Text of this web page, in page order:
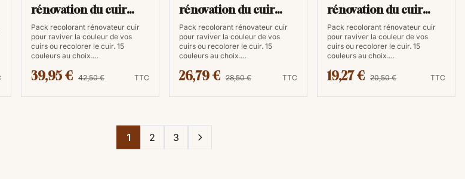
rénovation du cuir
200ml
Pack recolorant rénovateur cuir
pour raviver la couleur de vos
cuirs ou recolorer le cuir. 15
couleurs au choix.…
39,95 € 42,50 € TTC
rénovation du cuir
100ml
Pack recolorant rénovateur cuir
pour raviver la couleur de vos
cuirs ou recolorer le cuir. 15
couleurs au choix.…
26,79 € 28,50 € TTC
rénovation du cuir
50ml
Pack recolorant rénovateur cuir
pour raviver la couleur de vos
cuirs ou recolorer le cuir. 15
couleurs au choix.…
19,27 € 20,50 € TTC
1 2 3